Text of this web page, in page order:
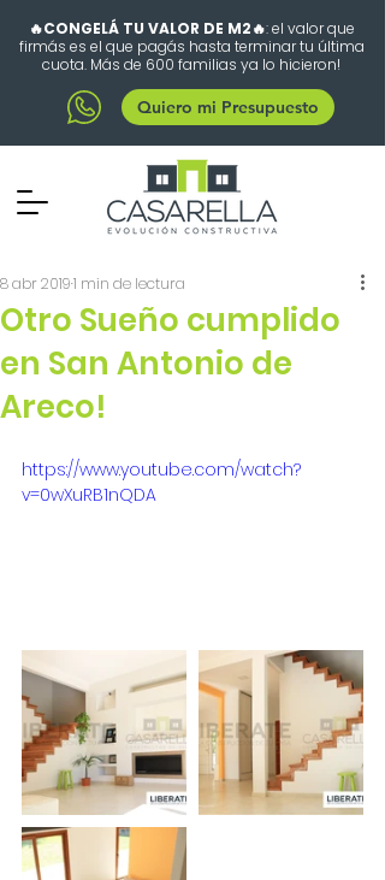
🔥CONGELÁ TU VALOR DE M2🔥: el valor que
firmás es el que pagás hasta terminar tu última
cuota. Más de 600 familias ya lo hicieron!
Quiero mi Presupuesto
Otro Sueño cumplido
en San Antonio de
Areco!
8 abr 20191 min de lectura
https://www.youtube.com/watch?
v=0wXuRB1nQDA